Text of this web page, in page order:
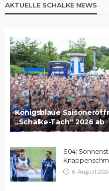
AKTUELLE SCHALKE NEWS
Königsblaue
„Schalke-Tach“ 2026 ab
S04:
6. August